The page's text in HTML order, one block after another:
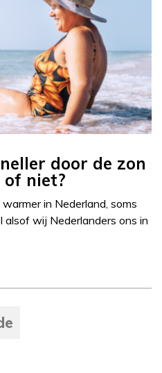
door de zon
niet?
in Nederland, soms
wij Nederlanders ons in